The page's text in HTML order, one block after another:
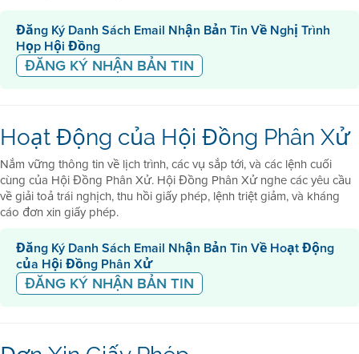
Đăng Ký Danh Sách Email Nhận Bản Tin Về Nghị Trình
Họp Hội Đồng
ĐĂNG KÝ NHẬN BẢN TIN
Hoạt Động của Hội Đồng Phân Xử
Nắm vững thông tin về lịch trình, các vụ sắp tới, và các lệnh cuối
cùng của Hội Đồng Phân Xử. Hội Đồng Phân Xử nghe các yêu cầu
về giải toả trái nghịch, thu hồi giấy phép, lệnh triệt giảm, và kháng
cáo đơn xin giấy phép.
Đăng Ký Danh Sách Email Nhận Bản Tin Về Hoạt Động
của Hội Đồng Phân Xử
ĐĂNG KÝ NHẬN BẢN TIN